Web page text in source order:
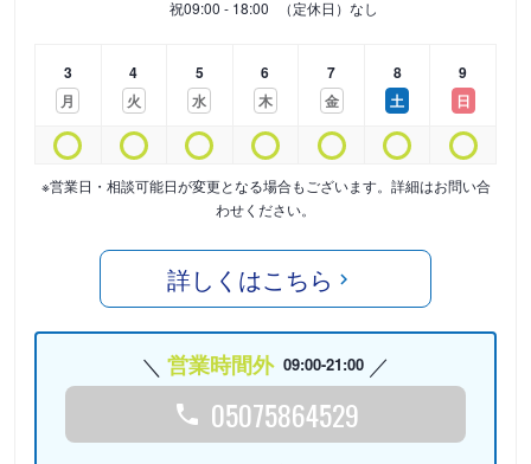
祝09:00 - 18:00 （定休日）なし
3
月
4
火
5
水
6
木
7
金
8
土
9
日
※営業日・相談可能日が変更となる場合もございます。詳細はお問い合
わせください。
詳しくはこちら
営業時間外 09:00-21:00
05075864529